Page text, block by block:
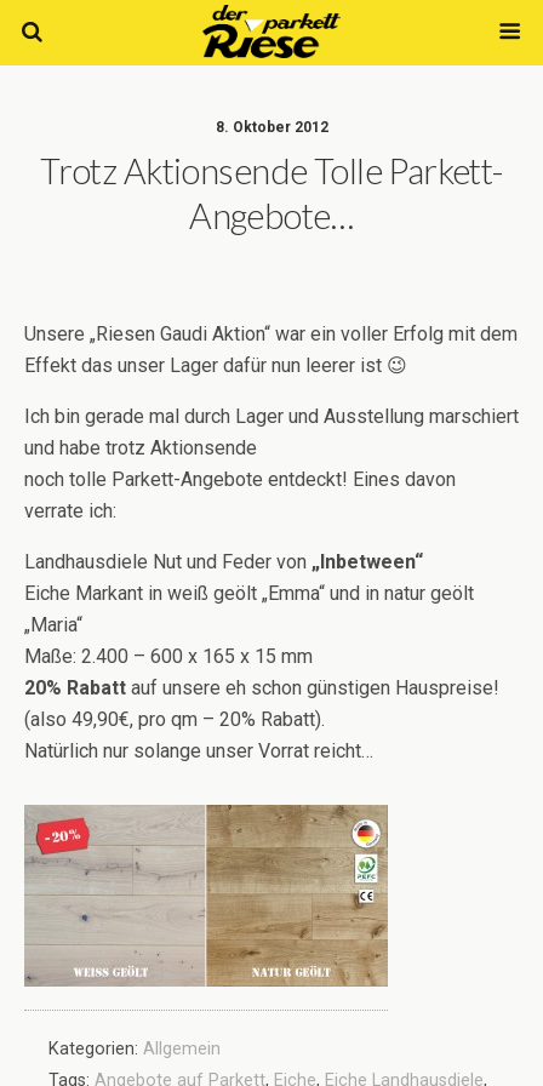
8. Oktober 2012
Trotz Aktionsende Tolle Parkett-
Angebote…
Unsere „Riesen Gaudi Aktion“ war ein voller Erfolg mit dem
Effekt das unser Lager dafür nun leerer ist 😉
Ich bin gerade mal durch Lager und Ausstellung marschiert
und habe trotz Aktionsende
noch tolle Parkett-Angebote entdeckt! Eines davon
verrate ich:
Landhausdiele Nut und Feder von „Inbetween“
Eiche Markant in weiß geölt „Emma“ und in natur geölt
„Maria“
Maße: 2.400 – 600 x 165 x 15 mm
20% Rabatt auf unsere eh schon günstigen Hauspreise!
(also 49,90€, pro qm – 20% Rabatt).
Natürlich nur solange unser Vorrat reicht…
Kategorien: Allgemein
Tags: Angebote auf Parkett, Eiche, Eiche Landhausdiele,